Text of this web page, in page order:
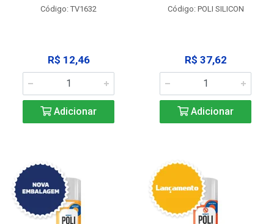
Código: TV1632
R$ 12,46
Adicionar
Código: POLI SILICON
R$ 37,62
Adicionar